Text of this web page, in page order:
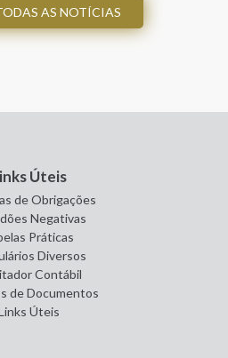
AS NOTÍCIAS
Úteis
de Obrigações
Negativas
Práticas
Diversos
Contábil
de Documentos
Úteis